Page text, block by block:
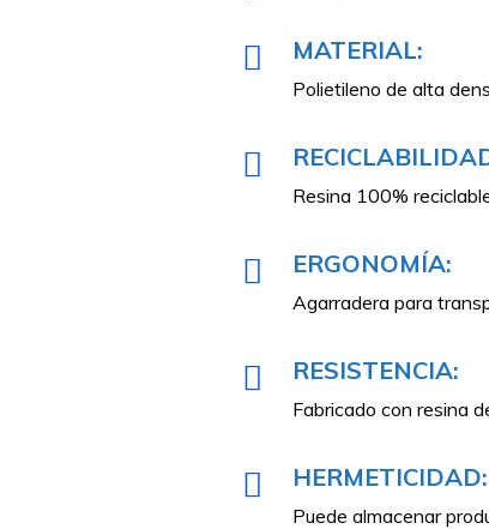
MATERIAL:
Polietileno de alta
Resina 100%
ERGONOMÍA:
Agarradera para
RESISTENCIA:
Fabricado con resina
HERMETICIDAD:
Puede almacenar